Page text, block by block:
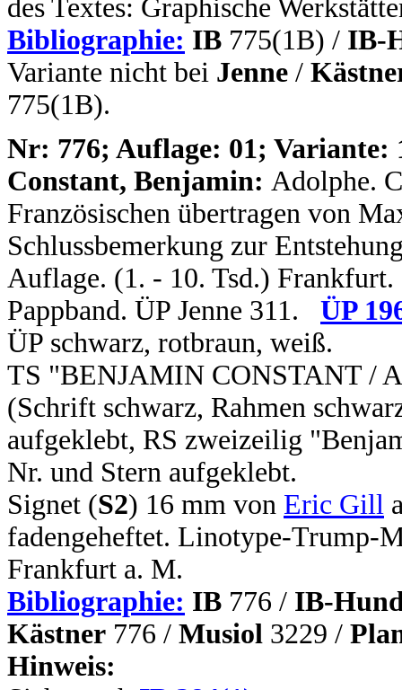
des Textes: Graphische
Bibliographie: IB 775(1B) / IB-
Variante nicht bei Jenne /
775(1B).
Nr: 776; Auflage: 01; Variante:
Constant, Benjamin: Adolphe.
Französischen übertragen von
Schlussbemerkung zur
Auflage. (1. - 10. Tsd.)
Pappband. ÜP Jenne 311.
ÜP
ÜP schwarz, rotbraun, weiß.
TS "BENJAMIN CONSTANT /
(Schrift schwarz, Rahmen
aufgeklebt, RS zweizeilig
Nr. und Stern aufgeklebt.
Signet (S2) 16 mm von Eric Gill
fadengeheftet. Linotype-Trump-
Frankfurt a. M.
Bibliographie: IB 776 / IB-
Kästner 776 / Musiol 3229 /
Hinweis: